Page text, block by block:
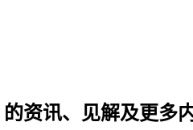
的资讯、见解及更多